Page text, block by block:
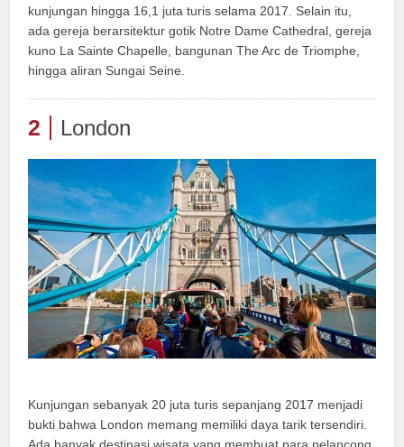
kunjungan hingga 16,1 juta turis selama 2017. Selain itu,
ada gereja berarsitektur gotik Notre Dame Cathedral, gereja
kuno La Sainte Chapelle, bangunan The Arc de Triomphe,
hingga aliran Sungai Seine.
2 London
Kunjungan sebanyak 20 juta turis sepanjang 2017 menjadi
bukti bahwa London memang memiliki daya tarik tersendiri.